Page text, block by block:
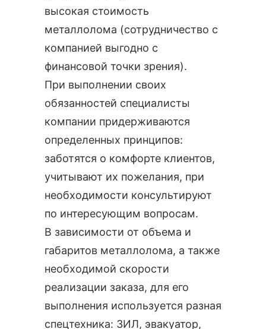
высокая стоимость
металлолома (сотрудничество с
компанией выгодно с
финансовой точки зрения).
При выполнении своих
обязанностей специалисты
компании придерживаются
определенных принципов:
заботятся о комфорте клиентов,
учитывают их пожелания, при
необходимости консультируют
по интересующим вопросам.
В зависимости от объема и
габаритов металлолома, а также
необходимой скорости
реализации заказа, для его
выполнения используется разная
спецтехника: ЗИЛ, эвакуатор,